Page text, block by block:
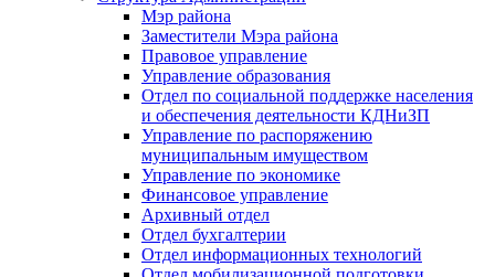
Мэр района
Заместители Мэра района
Правовое управление
Управление образования
Отдел по социальной поддержке населения
и обеспечения деятельности КДНиЗП
Управление по распоряжению
муниципальным имуществом
Управление по экономике
Финансовое управление
Архивный отдел
Отдел бухгалтерии
Отдел информационных технологий